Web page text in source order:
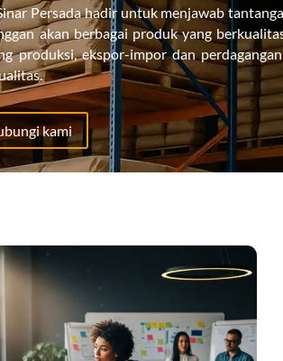
Persada hadir untuk menjawab
akan berbagai produk yang
produksi, ekspor-impor dan
kami